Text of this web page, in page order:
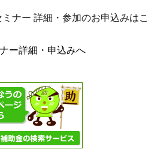
ミナー 詳細・参加のお申込みはこ
ー詳細・申込みへ